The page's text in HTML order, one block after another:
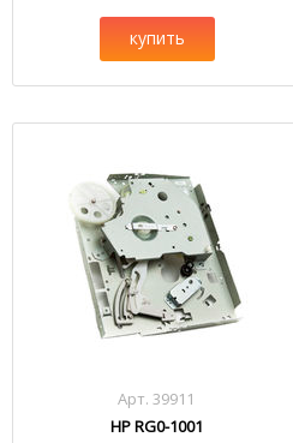
купить
Арт. 39911
HP RG0-1001